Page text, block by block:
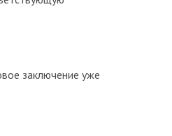
заключение уже